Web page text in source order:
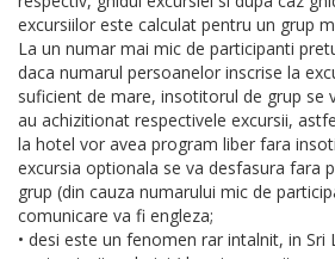
excursiilor este calculat pentru un grup
La un numar mai mic de participanti
daca numarul persoanelor inscrise la
suficient de mare, insotitorul de grup se
au achizitionat respectivele excursii,
la hotel vor avea program liber fara
excursia optionala se va desfasura fara
grup (din cauza numarului mic de
comunicare va fi engleza;
• desi este un fenomen rar intalnit, in Sri